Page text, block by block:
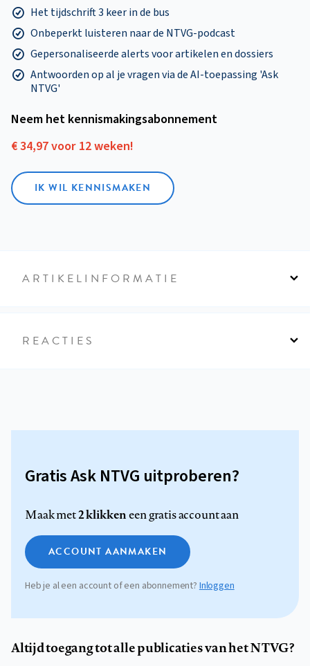
Het tijdschrift 3 keer in de bus
Onbeperkt luisteren naar de NTVG-podcast
Gepersonaliseerde alerts voor artikelen en dossiers
Antwoorden op al je vragen via de AI-toepassing 'Ask
NTVG'
Neem het kennismakings­abonnement
€ 34,97 voor 12 weken!
IK WIL KENNISMAKEN
ARTIKELINFORMATIE
REACTIES
Gratis Ask NTVG uitproberen?
Maak met2 klikkeneen gratis account aan
ACCOUNT AANMAKEN
Heb je al een account of een abonnement?Inloggen
Altijd toegang tot alle publicaties van het NTVG?